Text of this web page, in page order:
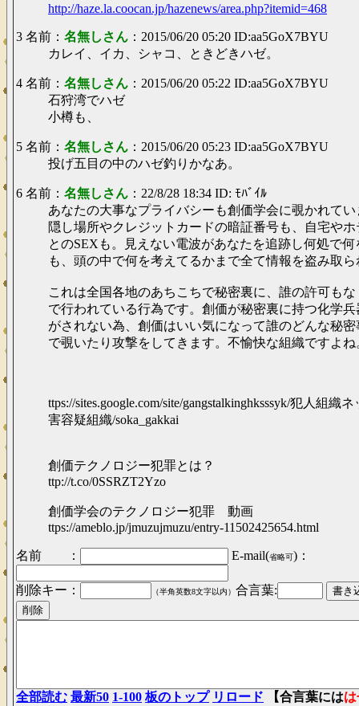
http://haze.la.coocan.jp/hazenews/area.php?itemid=468
3 名前： 名無しさん ：2015/06/20 05:20 ID:aa5GoX7BYU
カレイ、イカ、シャコ、ときどきハゼ。
4 名前： 名無しさん ：2015/06/20 05:22 ID:aa5GoX7BYU
石狩湾でハゼ
小樽も、
5 名前： 名無しさん ：2015/06/20 05:23 ID:aa5GoX7BYU
投げ五目の中のハゼ釣りかなあ。
6 名前： 名無しさん ：22/8/28 18:34 ID: ﾓﾊﾞｲﾙ
あなたの大事なプライバシーも創価学会に覗かれて
隠し場所やクレジットカードの暗証番号も、自宅や
とのSEXも。見えない電波があなたを追跡し何処で何
も、頭の中で何を考えてるかまで全て情報を盗み取
これは全国各地のあちこちで秘密裏に、誰の許可も
で行われている行為です。創価が秘密裏に持つ化学
がされない為、創価はいい気になって誰のどんな秘
で覗いたり攻撃をしてきます。不愉快な組織ですよね
ttps://sites.google.com/site/gangstalkinghksssyk/犯人組織
害容疑組織/soka_gakkai
創価テクノロジー犯罪とは？
ttp://t.co/0SSRZT2Yzo
創価学会のテクノロジー犯罪 動画
ttps://ameblo.jp/jmuzujmuzu/entry-11502425654.html
名前 ： E-mail(省略可)：
削除キー： （半角英数8文字以内） 合言葉:
全部読む 最新50 1-100 板のトップ リロード 【合言葉には